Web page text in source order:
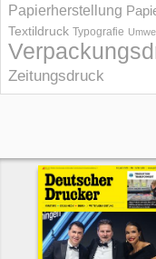
Papierherstellung
Textildruck Typografie
Zeitungsdruck